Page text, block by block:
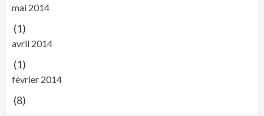
mai 2014
(1)
avril 2014
(1)
février 2014
(8)